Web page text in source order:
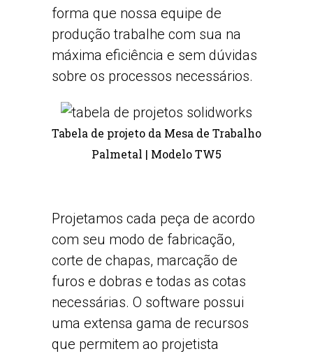
forma que nossa equipe de
produção trabalhe com sua na
máxima eficiência e sem dúvidas
sobre os processos necessários.
Tabela de projeto da Mesa de Trabalho
Palmetal | Modelo TW5
Projetamos cada peça de acordo
com seu modo de fabricação,
corte de chapas, marcação de
furos e dobras e todas as cotas
necessárias. O software possui
uma extensa gama de recursos
que permitem ao projetista